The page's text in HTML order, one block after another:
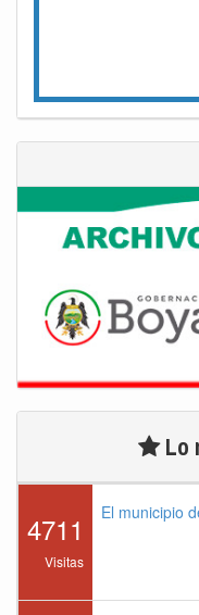
Lo
4711
Visitas
El municipio